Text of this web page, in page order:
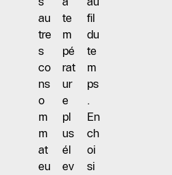
au
tre
s
co
ns
o
m
m
at
eu
te
m
pé
rat
ur
e
pl
us
él
ev
fil
du
te
m
ps
.
En
ch
oi
si